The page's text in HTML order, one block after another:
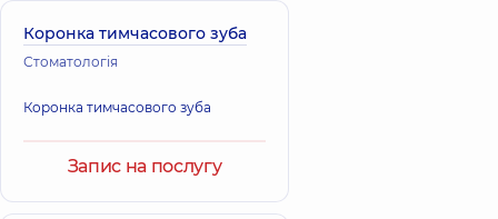
Коронка тимчасового зуба
Стоматологія
Коронка тимчасового зуба
Запис на послугу